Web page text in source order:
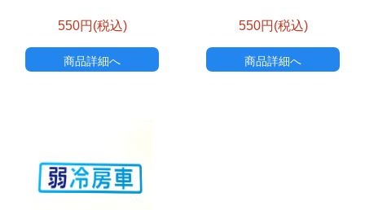
550円(税込)
商品詳細へ
550円(税込)
商品詳細へ